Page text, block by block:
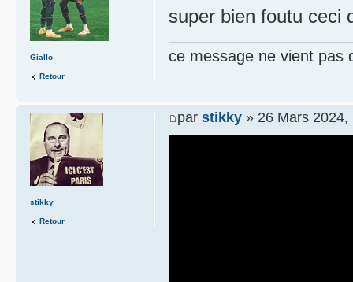
super bien foutu ceci
ce message ne vient pas
Giallo
Retour
par stikky » 26 Mars 2024,
stikky
Retour